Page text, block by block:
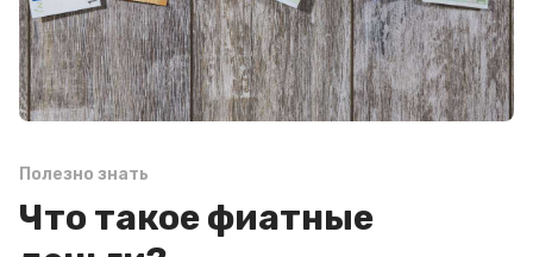
Полезно знать
Что такое фиатные